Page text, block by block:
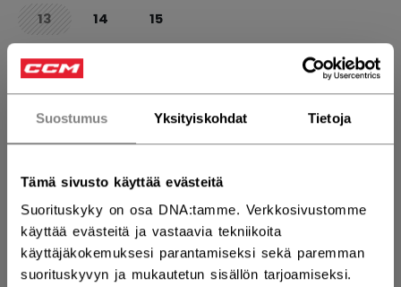
Suostumus Yksityiskohdat Tietoja
Tämä sivusto käyttää evästeitä
Suorituskyky on osa DNA:tamme. Verkkosivustomme
käyttää evästeitä ja vastaavia tekniikoita
käyttäjäkokemuksesi parantamiseksi sekä paremman
suorituskyvyn ja mukautetun sisällön tarjoamiseksi.
13not.available
14 15
MÄÄRÄ
LISÄÄ OSTOSKORIIN
ETSI MYYMÄLÄSTÄ
Toimitusehdot Ilmainen palautus